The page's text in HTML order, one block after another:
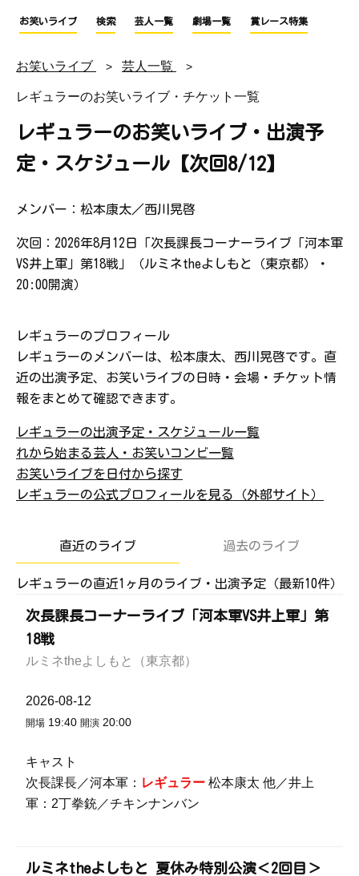
お笑いライブ 検索 芸人一覧 劇場一覧 賞レース特集
お笑いライブ 芸人一覧
レギュラーのお笑いライブ・チケット一覧
レギュラーのお笑いライブ・出演予
定・スケジュール【次回8/12】
メンバー：松本康太／西川晃啓
次回：2026年8月12日「次長課長コーナーライブ「河本軍
VS井上軍」第18戦」（ルミネtheよしもと（東京都）・
20:00開演）
レギュラーのプロフィール
レギュラーのメンバーは、松本康太、西川晃啓です。直
近の出演予定、お笑いライブの日時・会場・チケット情
報をまとめて確認できます。
レギュラーの出演予定・スケジュール一覧
れから始まる芸人・お笑いコンビ一覧
お笑いライブを日付から探す
レギュラーの公式プロフィールを見る（外部サイト）
直近のライブ 過去のライブ
レギュラーの直近1ヶ月のライブ・出演予定（最新10件）
次長課長コーナーライブ「河本軍VS井上軍」第
18戦
ルミネtheよしもと（東京都）
2026-08-12
開場 19:40 開演 20:00
キャスト
次長課長／河本軍： レギュラー 松本康太 他／井上
軍：2丁拳銃／チキンナンバン
ルミネtheよしもと 夏休み特別公演＜2回目＞